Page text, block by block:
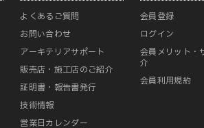
よくあるご質問
お問い合わせ
アーキテリアサポート
販売店・施工店のご紹介
証明書・報告書発行
技術情報
営業日カレンダー
会員登録
ログイン
会員メリット・
介
会員利用規約